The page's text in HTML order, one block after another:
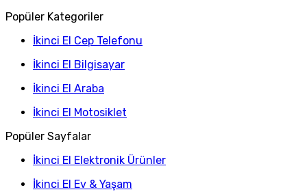
Popüler Kategoriler
İkinci El Cep Telefonu
İkinci El Bilgisayar
İkinci El Araba
İkinci El Motosiklet
Popüler Sayfalar
İkinci El Elektronik Ürünler
İkinci El Ev & Yaşam